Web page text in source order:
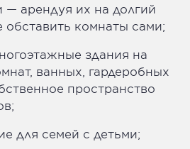
— арендуя их на долгий
комнаты сами;
здания на
ванных, гардеробных
пространство
для семей с детьми;